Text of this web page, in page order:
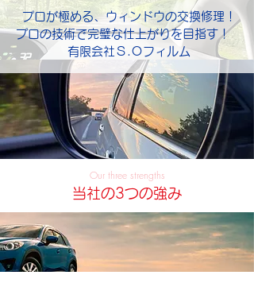
プロが極める、ウィンドウの交換修理！
プロの技術で完璧な仕上がりを目指す！
有限会社Ｓ.Ｏフィルム
Our three strengths
当社の3つの強み